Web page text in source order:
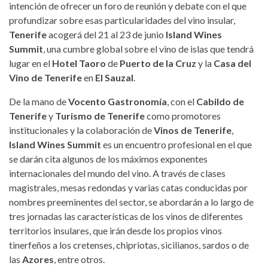
intención de ofrecer un foro de reunión y debate con el que
profundizar sobre esas particularidades del vino insular,
Tenerifeacogerá del 21 al 23 de junio Island Wines
Summit, una cumbre global sobre el vino de islas que tendrá
lugar en el Hotel Taoro de Puerto de la Cruz y la Casa del
Vino de Tenerifeen El Sauzal.
De la mano deVocento Gastronomía, con el Cabildo de
Tenerifey Turismo de Tenerifecomo promotores
institucionales y la colaboración deVinos de Tenerife,
Island Wines Summit es un encuentro profesional en el que
se darán cita algunos de los máximos exponentes
internacionales del mundo del vino. A través de clases
magistrales, mesas redondas y varias catas conducidas por
nombres preeminentes del sector, se abordarán a lo largo de
tres jornadas las características de los vinos de diferentes
territorios insulares, que irán desde los propios vinos
tinerfeños a los cretenses, chipriotas, sicilianos, sardos o de
las Azores, entre otros.